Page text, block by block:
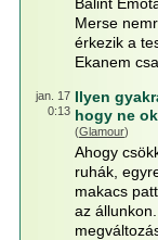
Merse
érkezik a
Ekanem
jan. 17
0:13
Ilyen
hogy ne
(Glamour)
Ahogy
ruhák,
makacs
az